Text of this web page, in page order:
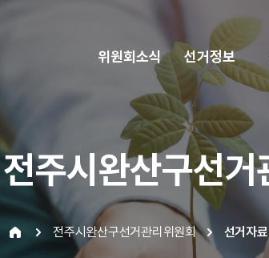
위원회소식 선거정보
전주시완산구선거
전주시완산구선거관리위원회 선거자료